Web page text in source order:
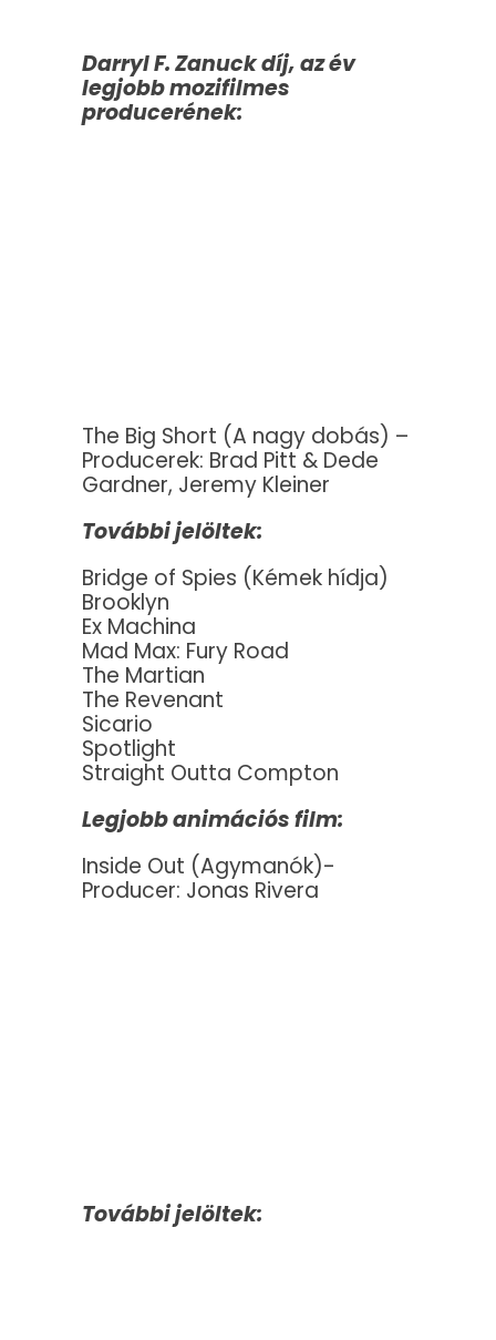
Darryl F. Zanuck díj, az év
legjobb mozifilmes
producerének:
The Big Short (A nagy dobás) –
Producerek: Brad Pitt & Dede
Gardner, Jeremy Kleiner
További jelöltek:
Bridge of Spies (Kémek hídja)
Brooklyn
Ex Machina
Mad Max: Fury Road
The Martian
The Revenant
Sicario
Spotlight
Straight Outta Compton
Legjobb animációs film:
Inside Out (Agymanók)-
Producer: Jonas Rivera
További jelöltek: